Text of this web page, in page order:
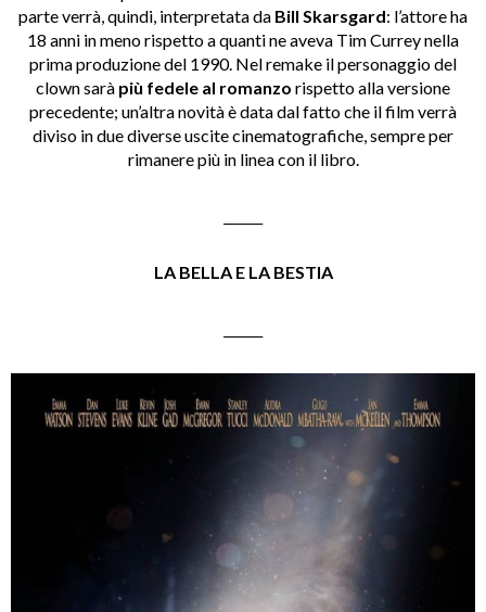
parte verrà, quindi, interpretata da Bill Skarsgard: l’attore ha
18 anni in meno rispetto a quanti ne aveva Tim Currey nella
prima produzione del 1990. Nel remake il personaggio del
clown sarà più fedele al romanzo rispetto alla versione
precedente; un’altra novità è data dal fatto che il film verrà
diviso in due diverse uscite cinematografiche, sempre per
rimanere più in linea con il libro.
LA BELLA E LA BESTIA